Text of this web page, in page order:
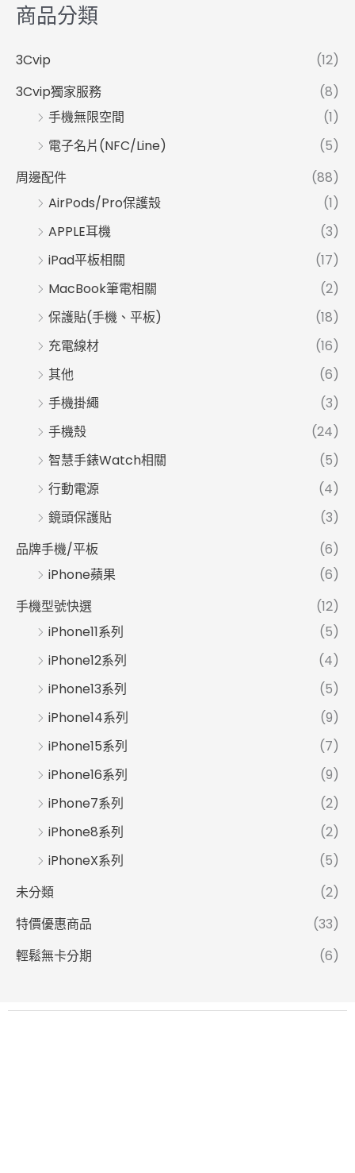
商品分類
3Cvip
(12)
3Cvip獨家服務
(8)
手機無限空間
(1)
電子名片(NFC/Line)
(5)
周邊配件
(88)
AirPods/Pro保護殼
(1)
APPLE耳機
(3)
iPad平板相關
(17)
MacBook筆電相關
(2)
保護貼(手機、平板)
(18)
充電線材
(16)
其他
(6)
手機掛繩
(3)
手機殼
(24)
智慧手錶Watch相關
(5)
行動電源
(4)
鏡頭保護貼
(3)
品牌手機/平板
(6)
iPhone蘋果
(6)
手機型號快選
(12)
iPhone11系列
(5)
iPhone12系列
(4)
iPhone13系列
(5)
iPhone14系列
(9)
iPhone15系列
(7)
iPhone16系列
(9)
iPhone7系列
(2)
iPhone8系列
(2)
iPhoneX系列
(5)
未分類
(2)
特價優惠商品
(33)
輕鬆無卡分期
(6)